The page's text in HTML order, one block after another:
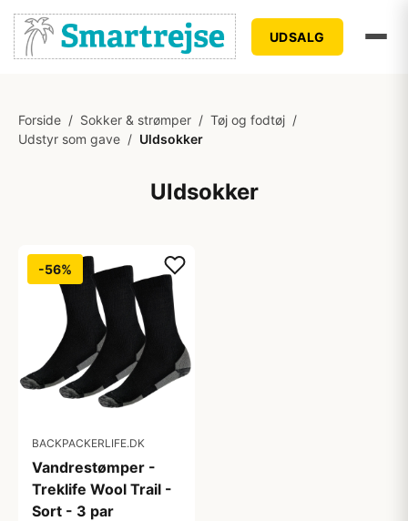
UDSALG
Forside / Sokker & strømper / Tøj og fodtøj /
Udstyr som gave / Uldsokker
Uldsokker
-56%
BACKPACKERLIFE.DK
Vandrestømper -
Treklife Wool Trail -
Sort - 3 par